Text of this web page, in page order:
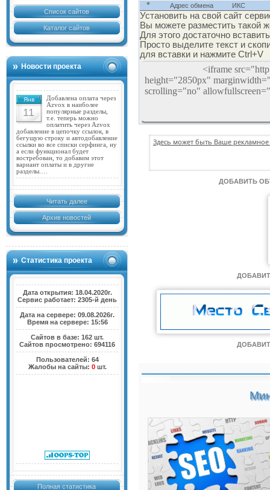
Список сайтов
Каталог сайтов
Новости проекта
Янв
11
Добавлена оплата через
Azvox в наиболее
популярные разделы,
т.е. теперь можно
оплатить через Azvox
добавление в цепочку ссылок, в
бегущую строку и автодобавление
ссылки во все списки серфинга, ну
а если функционал будет
востребован, то добавим этот
вариант оплаты и в другие
разделы.…
Читать далее
Архив новостей
Статистика проекта
Дата открытия: 18.04.2020г.
Сервис работает: 2305-й день
Дата на сервере: 09.08.2026г.
Время на сервере: 15:56
Сайтов в базе: 162 шт.
Сайтов просмотрено: 694116
Пользователей: 64
Жалобы на сайты: 0шт.
Полная статистика
* Адрес обмена ИКС
Установить на свой сайт
Вы можете разместить такой
Для этого достаточно
Просто выделите текст и
для вставки и нажмите Ctrl+V
Здесь может быть Ваше
ДОБАВИТЬ